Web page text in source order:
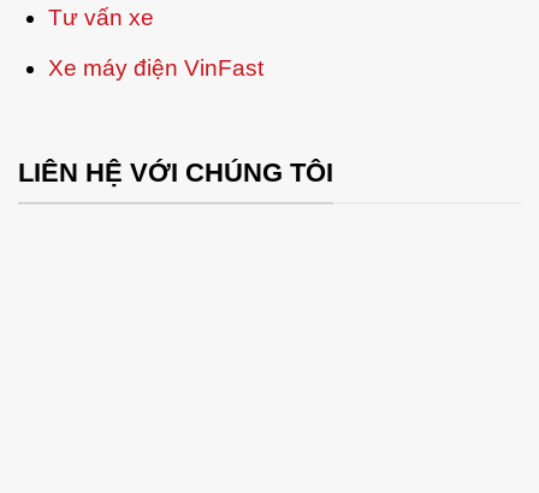
Tư vấn xe
Xe máy điện VinFast
LIÊN HỆ VỚI CHÚNG TÔI